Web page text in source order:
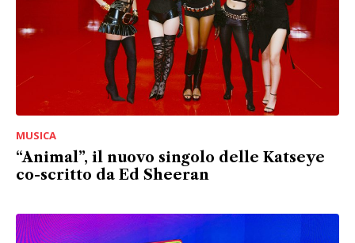
MUSICA
“Animal”, il nuovo singolo delle Katseye
co-scritto da Ed Sheeran